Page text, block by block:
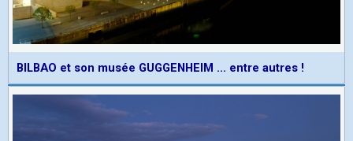
BILBAO et son musée GUGGENHEIM ... entre autres !